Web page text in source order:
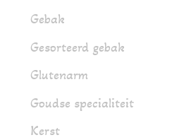
Gebak
Gesorteerd gebak
Glutenarm
Goudse specialiteit
Kerst